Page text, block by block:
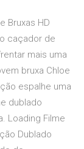
Bruxas HD
caçador de
mais uma
bruxa Chloe
espalhe uma
dublado
Loading Filme
Dublado